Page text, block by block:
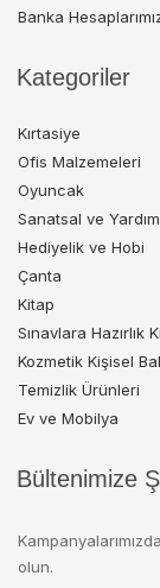
Banka
Kategoriler
Kırtasiye
Ofis Malzemeleri
Oyuncak
Sanatsal ve
Hediyelik ve Hobi
Çanta
Kitap
Sınavlara Hazırlık
Kozmetik Kişisel
Temizlik Ürünleri
Ev ve Mobilya
Bültenimize
olun.